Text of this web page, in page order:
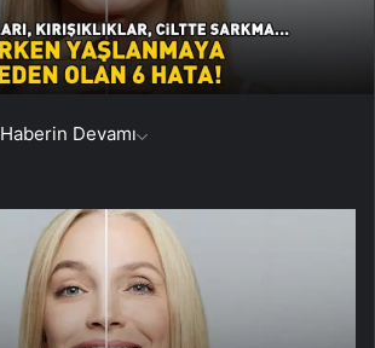
Haberin Devamı